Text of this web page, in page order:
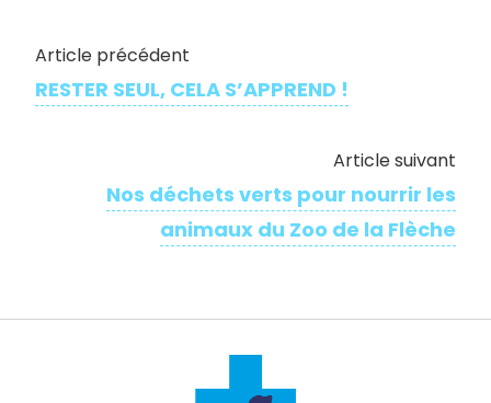
Article précédent
RESTER SEUL, CELA S’APPREND !
Article suivant
Nos déchets verts pour nourrir les
animaux du Zoo de la Flèche